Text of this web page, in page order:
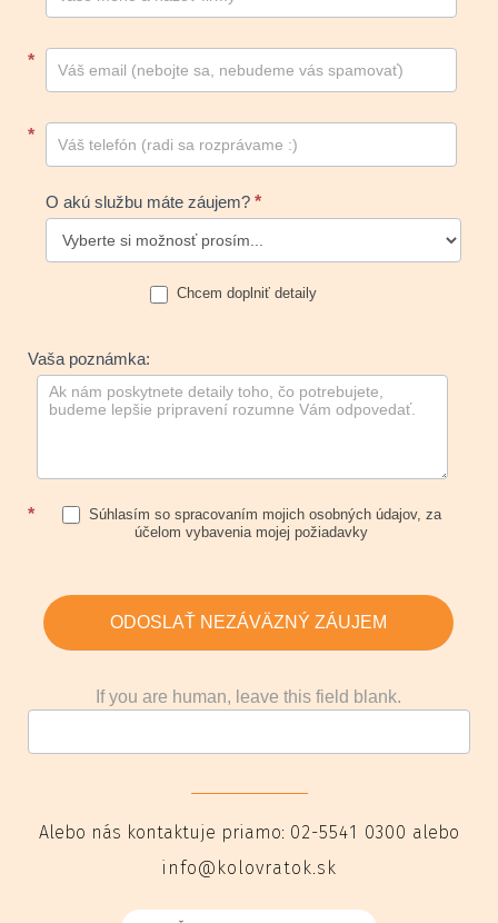
footer
*
*
O akú službu máte záujem? *
Chcem doplniť detaily
Vaša poznámka:
*
Súhlasím so spracovaním mojich osobných údajov, za
účelom vybavenia mojej požiadavky
ODOSLAŤ NEZÁVÄZNÝ ZÁUJEM
If you are human, leave this field blank.
Alebo nás kontaktuje priamo: 02-5541 0300 alebo
info@kolovratok.sk